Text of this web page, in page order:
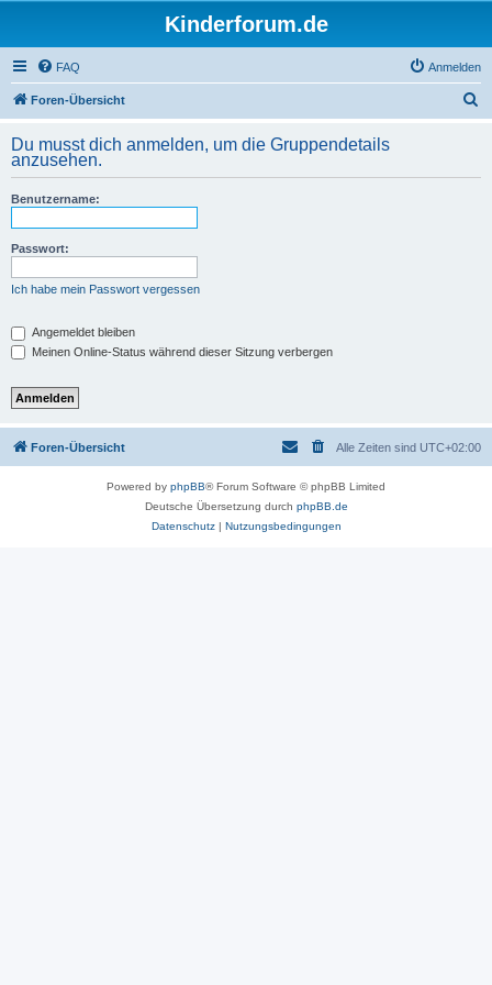
Kinderforum.de
FAQ Anmelden
Foren-Übersicht
h
Du musst dich anmelden, um die Gruppendetails
anzusehen.
Benutzername:
Passwort:
Ich habe mein Passwort vergessen
Angemeldet bleiben
Meinen Online-Status während dieser Sitzung verbergen
Foren-Übersicht Alle Zeiten sind UTC+02:00
Powered by phpBB® Forum Software © phpBB Limited
Deutsche Übersetzung durch phpBB.de
Datenschutz| Nutzungsbedingungen